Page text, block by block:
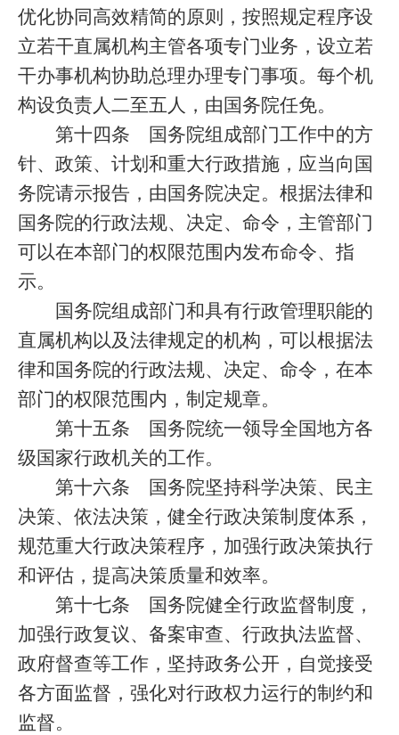
优化协同高效精简的原则，按照规定程序设
立若干直属机构主管各项专门业务，设立若
干办事机构协助总理办理专门事项。每个机
构设负责人二至五人，由国务院任免。
第十四条 国务院组成部门工作中的方
针、政策、计划和重大行政措施，应当向国
务院请示报告，由国务院决定。根据法律和
国务院的行政法规、决定、命令，主管部门
可以在本部门的权限范围内发布命令、指
示。
国务院组成部门和具有行政管理职能的
直属机构以及法律规定的机构，可以根据法
律和国务院的行政法规、决定、命令，在本
部门的权限范围内，制定规章。
第十五条 国务院统一领导全国地方各
级国家行政机关的工作。
第十六条 国务院坚持科学决策、民主
决策、依法决策，健全行政决策制度体系，
规范重大行政决策程序，加强行政决策执行
和评估，提高决策质量和效率。
第十七条 国务院健全行政监督制度，
加强行政复议、备案审查、行政执法监督、
政府督查等工作，坚持政务公开，自觉接受
各方面监督，强化对行政权力运行的制约和
监督。